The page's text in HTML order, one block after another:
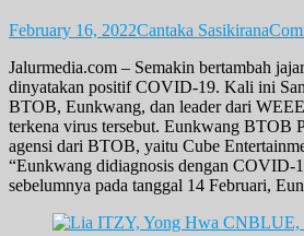
February 16, 2022Cantaka Sasikirana
Jalurmedia.com – Semakin bertambah
dinyatakan positif COVID-19. Kali ini
BTOB, Eunkwang, dan leader dari
terkena virus tersebut. Eunkwang BTOB
agensi dari BTOB, yaitu Cube
“Eunkwang didiagnosis dengan COVID-
sebelumnya pada tanggal 14 Februari,